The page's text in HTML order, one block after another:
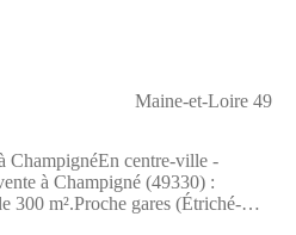
Maine-et-Loire 49
ChampignéEn centre-ville -
à Champigné (49330) :
300 m².Proche gares (Étriché-